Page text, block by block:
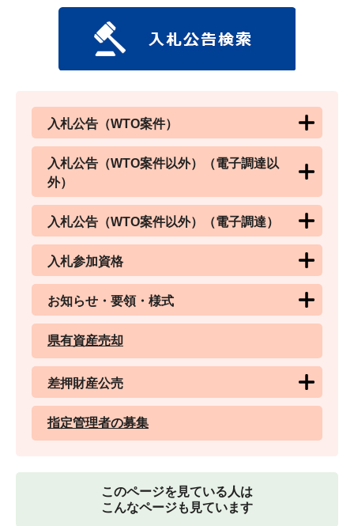
入札公告（WTO案件）
入札公告（WTO案件以外）（電子調達以
外）
入札公告（WTO案件以外）（電子調達）
入札参加資格
お知らせ・要領・様式
県有資産売却
差押財産公売
指定管理者の募集
このページを見ている人は
こんなページも見ています